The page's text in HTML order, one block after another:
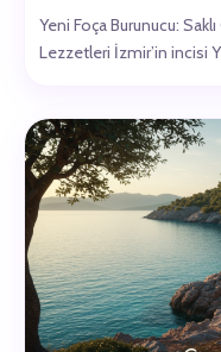
Yeni Foça Burunucu:
Lezzetleri İzmir’in incisi